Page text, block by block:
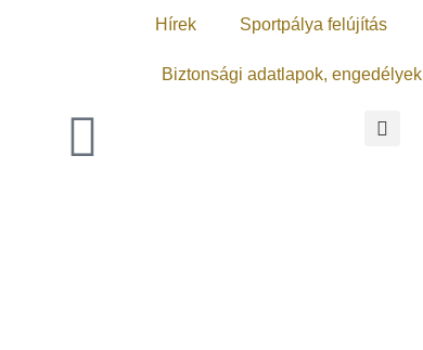
Hírek Sportpálya felújítás
Biztonsági adatlapok, engedélyek